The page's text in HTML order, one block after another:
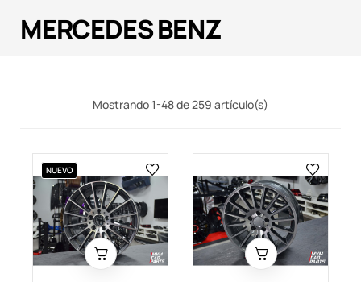
MERCEDES BENZ
Mostrando 1-48 de 259 artículo(s)
NUEVO